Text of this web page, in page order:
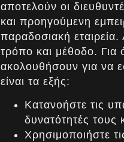
αποτελούν οι
και προηγούμενη
παραδοσιακή
τρόπο και μέθοδο.
ακολουθήσουν για να
είναι τα εξής:
Κατανοήστε τις
δυνατότητές τους
Χρησιμοποιήστε